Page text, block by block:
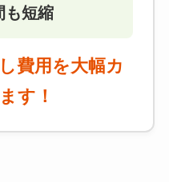
も短縮
費用を大幅カ
す！